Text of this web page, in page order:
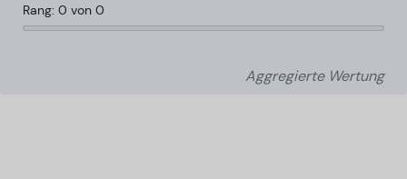
Rang: 0 von 0
Aggregierte Wertung